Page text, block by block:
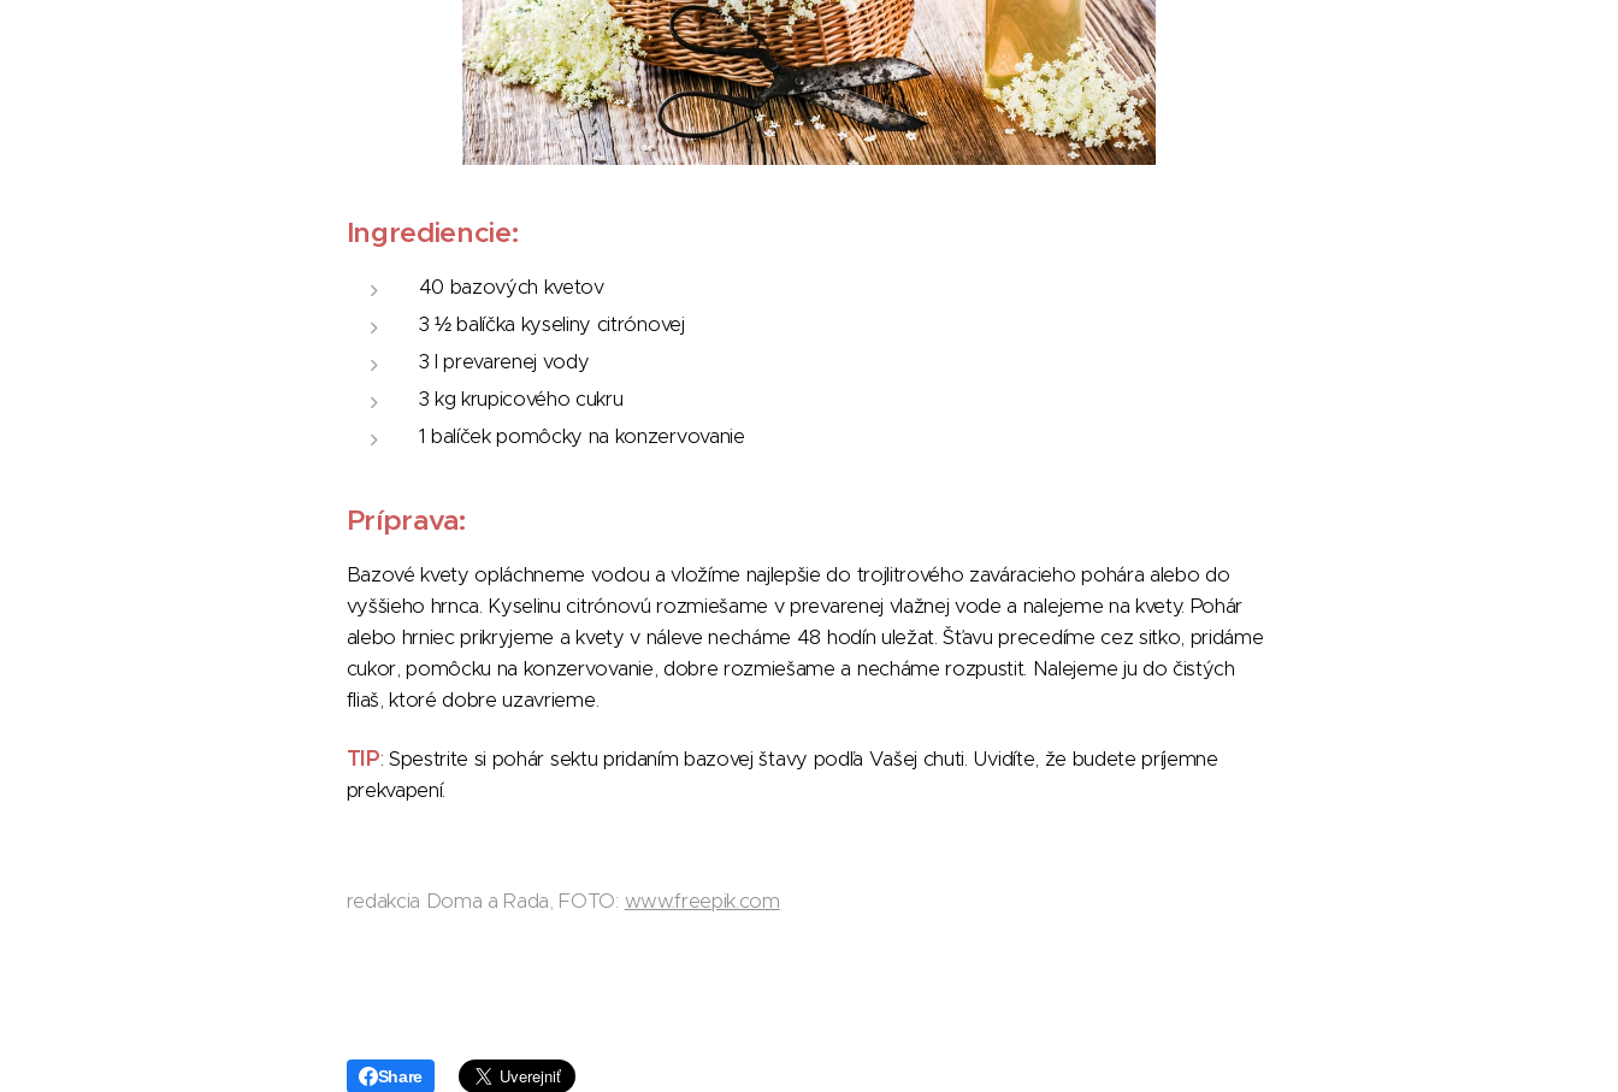
Ingrediencie:
40 bazových kvetov
3 ½ balíčka kyseliny citrónovej
3 l prevarenej vody
3 kg krupicového cukru
1 balíček pomôcky na konzervovanie
Príprava:
Bazové kvety opláchneme vodou a vložíme najlepšie do trojlitrového zaváracieho pohára alebo do
vyššieho hrnca. Kyselinu citrónovú rozmiešame v prevarenej vlažnej vode a nalejeme na kvety. Pohár
alebo hrniec prikryjeme a kvety v náleve necháme 48 hodín uležat. Šťavu precedíme cez sitko, pridáme
cukor, pomôcku na konzervovanie, dobre rozmiešame a necháme rozpustit. Nalejeme ju do čistých
fliaš, ktoré dobre uzavrieme.
TIP: Spestrite si pohár sektu pridaním bazovej štavy podľa Vašej chuti. Uvidíte, že budete príjemne
prekvapení.
redakcia Doma a Rada, FOTO: www.freepik.com
Share